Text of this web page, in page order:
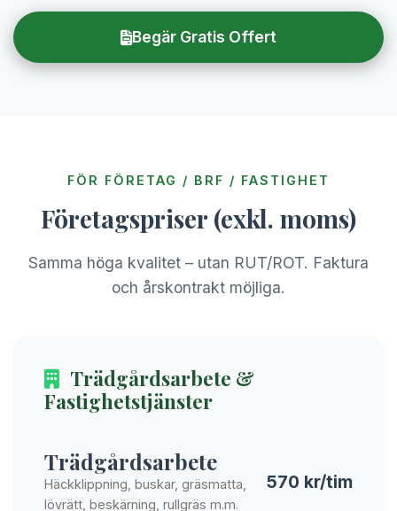
Begär Gratis Offert
FÖR FÖRETAG / BRF / FASTIGHET
Företagspriser (exkl. moms)
Samma höga kvalitet – utan RUT/ROT. Faktura
och årskontrakt möjliga.
Trädgårdsarbete &
Fastighetstjänster
Trädgårdsarbete
Häckklippning, buskar, gräsmatta,
lövrätt, beskärning, rullgräs m.m.
570 kr/tim